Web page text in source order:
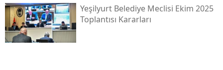
Yeşilyurt Belediye Meclisi Ekim 2025
Toplantısı Kararları